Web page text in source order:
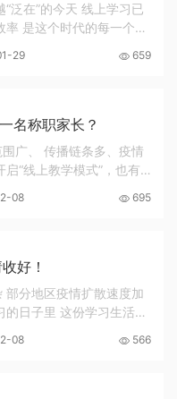
泛在”的今天 线上学习已
是这个时代的每一个人
29 659
名称职家长？
广、 传播链条多、疫情
“线上教学模式”，也有
也有...
08 695
好！
部分地区疫情扩散速度加
的日子里 这份学习生活健
...
08 566